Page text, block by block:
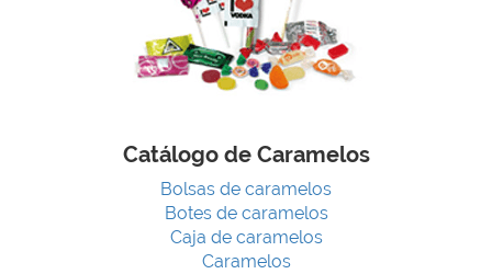
Catálogo de Caramelos
Bolsas de caramelos
Botes de caramelos
Caja de caramelos
Caramelos